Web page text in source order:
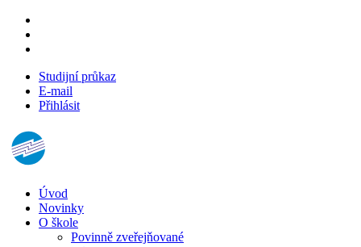
Studijní průkaz
E-mail
Přihlásit
Úvod
Novinky
O škole
Povinně zveřejňované